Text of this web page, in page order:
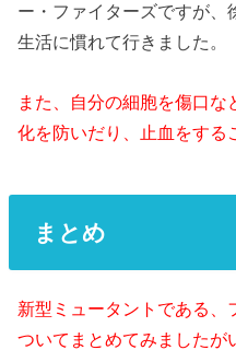
ー・ファイターズですが、
生活に慣れて行きました。
また、自分の細胞を傷口
化を防いだり、止血をする
まとめ
新型ミュータントである、
ついてまとめてみましたが